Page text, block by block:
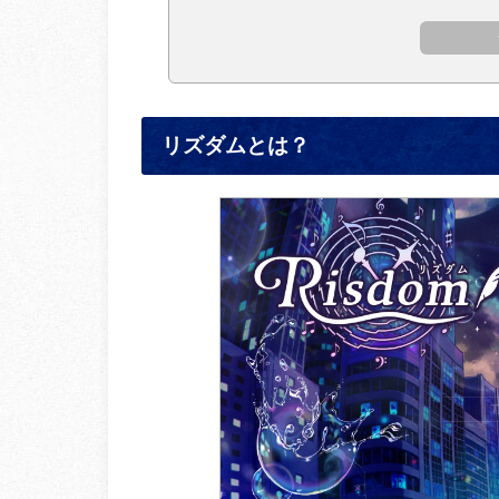
リズダムとは？